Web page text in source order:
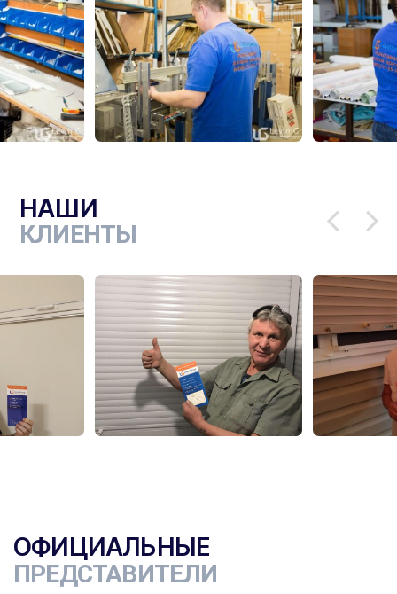
НАШИ
КЛИЕНТЫ
ОФИЦИАЛЬНЫЕ
ПРЕДСТАВИТЕЛИ